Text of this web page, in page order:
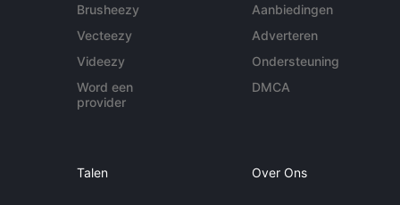
Brusheezy
Vecteezy
Videezy
Word een
provider
Aanbiedingen
Adverteren
Ondersteuning
DMCA
Talen Over Ons